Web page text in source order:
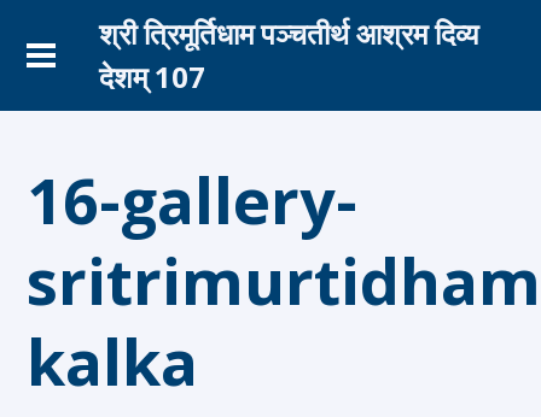
श्री त्रिमूर्तिधाम पञ्चतीर्थ आश्रम दिव्य
देशम् 107
16-gallery-
kalka